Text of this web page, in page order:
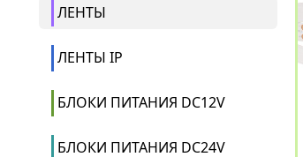
ЛЕНТЫ
ЛЕНТЫ IP
БЛОКИ ПИТАНИЯ DC12V
БЛОКИ ПИТАНИЯ DC24V